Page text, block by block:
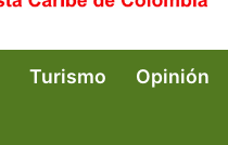
Turismo Opinión